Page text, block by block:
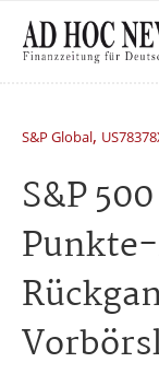
S&P Global,
S&P